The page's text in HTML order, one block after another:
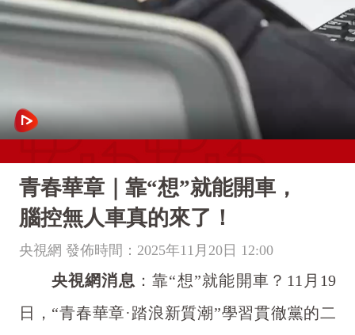
青春華章｜靠“想”就能開車，
腦控無人車真的來了！
央視網 發佈時間：2025年11月20日 12:00
央視網消息 ：靠“想”就能開車？11月19
日，“青春華章·踏浪新質潮”學習貫徹黨的二